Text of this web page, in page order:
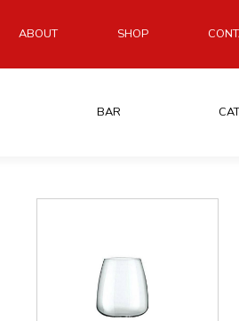
ABOUT SHOP
BAR